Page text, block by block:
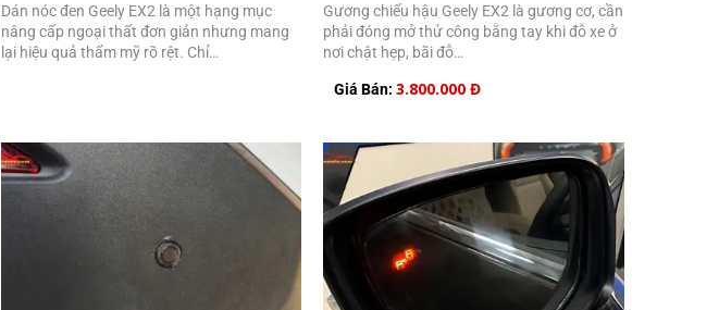
Dán nóc đen Geely EX2 là một hạng mục
nâng cấp ngoại thất đơn giản nhưng mang
lại hiệu quả thẩm mỹ rõ rệt. Chỉ…
Gương chiếu hậu Geely EX2 là gương cơ, cần
phải đóng mở thử công bằng tay khi đỗ xe ở
nơi chật hẹp, bãi đỗ…
Giá Bán: 3.800.000 Đ